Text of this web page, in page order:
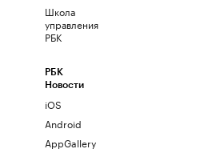
Школа
управления
РБК
РБК
Новости
iOS
Android
AppGallery